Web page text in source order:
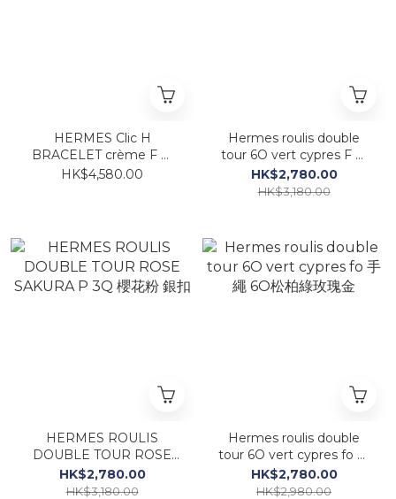
HERMES Clic H
BRACELET crème F 奶
白/金 手鐲
HK$4,580.00
Hermes roulis double
tour 6O vert cypres F 手
繩 6O 松柏綠金
HK$2,780.00
HK$3,180.00
HERMES ROULIS
DOUBLE TOUR ROSE
SAKURA P 3Q 櫻花粉 銀
扣
HK$2,780.00
HK$3,180.00
Hermes roulis double
tour 6O vert cypres fo 手
繩 6O松柏綠玫瑰金
HK$2,780.00
HK$2,980.00